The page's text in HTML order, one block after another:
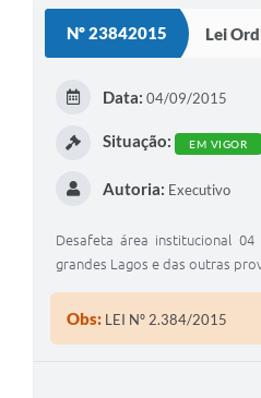
Nº 23842015 Lei
Data: 04/09/2015
Situação: EM VIGOR
Autoria: Executivo
Desafeta área institucional 04
grandes Lagos e das outras
Obs: LEI Nº 2.384/2015